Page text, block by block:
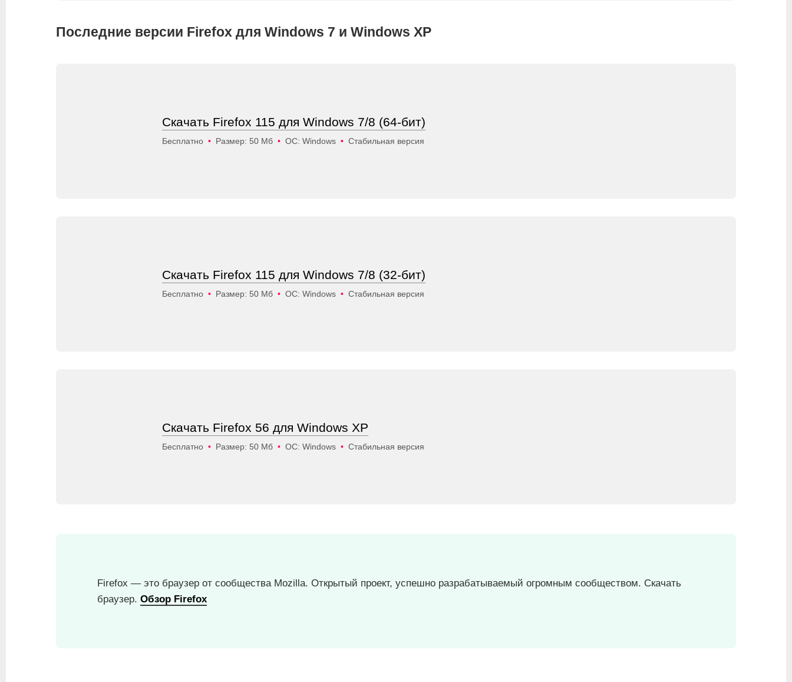
Последние версии Firefox для Windows 7 и Windows XP
Скачать Firefox 115 для Windows 7/8 (64-бит)
Бесплатно • Размер: 50 Мб • ОС: Windows • Стабильная версия
Скачать Firefox 115 для Windows 7/8 (32-бит)
Бесплатно • Размер: 50 Мб • ОС: Windows • Стабильная версия
Скачать Firefox 56 для Windows XP
Бесплатно • Размер: 50 Мб • ОС: Windows • Стабильная версия
Firefox — это браузер от сообщества Mozilla. Открытый проект, успешно разрабатываемый огромным сообществом. Скачать
браузер. Обзор Firefox